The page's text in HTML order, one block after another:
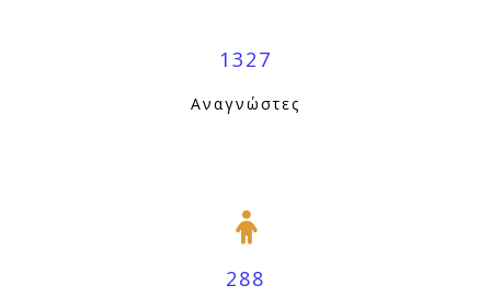
1327
Αναγνώστες
288